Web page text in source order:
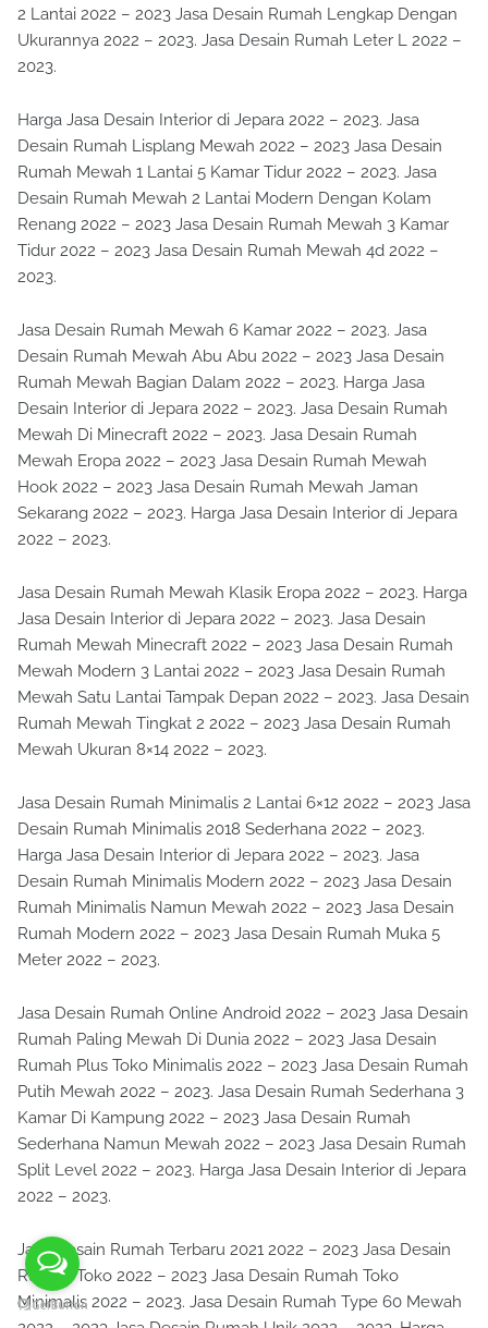
2 Lantai 2022 – 2023 Jasa Desain Rumah Lengkap Dengan
Ukurannya 2022 – 2023. Jasa Desain Rumah Leter L 2022 –
2023.
Harga Jasa Desain Interior di Jepara 2022 – 2023. Jasa
Desain Rumah Lisplang Mewah 2022 – 2023 Jasa Desain
Rumah Mewah 1 Lantai 5 Kamar Tidur 2022 – 2023. Jasa
Desain Rumah Mewah 2 Lantai Modern Dengan Kolam
Renang 2022 – 2023 Jasa Desain Rumah Mewah 3 Kamar
Tidur 2022 – 2023 Jasa Desain Rumah Mewah 4d 2022 –
2023.
Jasa Desain Rumah Mewah 6 Kamar 2022 – 2023. Jasa
Desain Rumah Mewah Abu Abu 2022 – 2023 Jasa Desain
Rumah Mewah Bagian Dalam 2022 – 2023. Harga Jasa
Desain Interior di Jepara 2022 – 2023. Jasa Desain Rumah
Mewah Di Minecraft 2022 – 2023. Jasa Desain Rumah
Mewah Eropa 2022 – 2023 Jasa Desain Rumah Mewah
Hook 2022 – 2023 Jasa Desain Rumah Mewah Jaman
Sekarang 2022 – 2023. Harga Jasa Desain Interior di Jepara
2022 – 2023.
Jasa Desain Rumah Mewah Klasik Eropa 2022 – 2023. Harga
Jasa Desain Interior di Jepara 2022 – 2023. Jasa Desain
Rumah Mewah Minecraft 2022 – 2023 Jasa Desain Rumah
Mewah Modern 3 Lantai 2022 – 2023 Jasa Desain Rumah
Mewah Satu Lantai Tampak Depan 2022 – 2023. Jasa Desain
Rumah Mewah Tingkat 2 2022 – 2023 Jasa Desain Rumah
Mewah Ukuran 8×14 2022 – 2023.
Jasa Desain Rumah Minimalis 2 Lantai 6×12 2022 – 2023 Jasa
Desain Rumah Minimalis 2018 Sederhana 2022 – 2023.
Harga Jasa Desain Interior di Jepara 2022 – 2023. Jasa
Desain Rumah Minimalis Modern 2022 – 2023 Jasa Desain
Rumah Minimalis Namun Mewah 2022 – 2023 Jasa Desain
Rumah Modern 2022 – 2023 Jasa Desain Rumah Muka 5
Meter 2022 – 2023.
Jasa Desain Rumah Online Android 2022 – 2023 Jasa Desain
Rumah Paling Mewah Di Dunia 2022 – 2023 Jasa Desain
Rumah Plus Toko Minimalis 2022 – 2023 Jasa Desain Rumah
Putih Mewah 2022 – 2023. Jasa Desain Rumah Sederhana 3
Kamar Di Kampung 2022 – 2023 Jasa Desain Rumah
Sederhana Namun Mewah 2022 – 2023 Jasa Desain Rumah
Split Level 2022 – 2023. Harga Jasa Desain Interior di Jepara
2022 – 2023.
Jasa Desain Rumah Terbaru 2021 2022 – 2023 Jasa Desain
Rumah Toko 2022 – 2023 Jasa Desain Rumah Toko
Minimalis 2022 – 2023. Jasa Desain Rumah Type 60 Mewah